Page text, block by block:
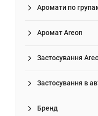
Аромати по
Аромат Areon
Застосування
Застосування в
Бренд